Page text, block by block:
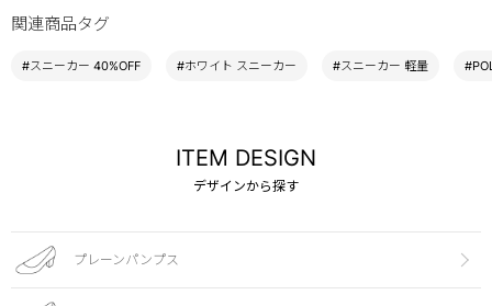
関連商品タグ
#スニーカー 40%OFF #ホワイト スニーカー #スニーカー 軽量
ITEM DESIGN
デザインから探す
プレーンパンプス